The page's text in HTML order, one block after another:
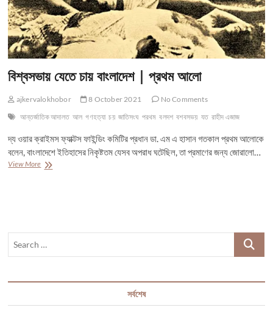
বিশ্বসভায় যেতে চায় বাংলাদেশ | প্রথম আলো
ajkervalokhobor 8 October 2021
No Comments
আন্তর্জাতিক আদালত আল গণহত্যা চয় জাতিসংঘ পরথম বলদশ বশবসভয় যত রাহীদ এজাজ
দ্য ওয়ার ক্রাইমস ফ্যাক্টস ফাইন্ডিং কমিটির প্রধান ডা. এম এ হাসান গতকাল প্রথম আলোকে
বলেন, বাংলাদেশে ইতিহাসের নিকৃষ্টতম যেসব অপরাধ ঘটেছিল, তা প্রমাণের জন্য জোরালো…
View Moreবিশ্বসভায়
Search
সর্বশেষ